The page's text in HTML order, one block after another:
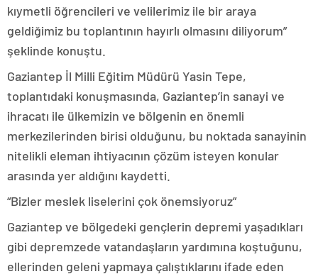
kıymetli öğrencileri ve velilerimiz ile bir araya
geldiğimiz bu toplantının hayırlı olmasını diliyorum”
şeklinde konuştu.
Gaziantep İl Milli Eğitim Müdürü Yasin Tepe,
toplantıdaki konuşmasında, Gaziantep’in sanayi ve
ihracatı ile ülkemizin ve bölgenin en önemli
merkezilerinden birisi olduğunu, bu noktada sanayinin
nitelikli eleman ihtiyacının çözüm isteyen konular
arasında yer aldığını kaydetti.
“Bizler meslek liselerini çok önemsiyoruz”
Gaziantep ve bölgedeki gençlerin depremi yaşadıkları
gibi depremzede vatandaşların yardımına koştuğunu,
ellerinden geleni yapmaya çalıştıklarını ifade eden